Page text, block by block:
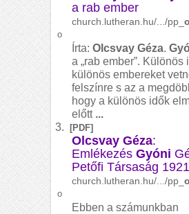
a rab ember
church.lutheran.hu/.../pp_
o
Írta: Olcsvay Géza.
a „rab ember”. Különös
különös embereket
felszínre s az a
hogy a különös idők
előtt ...
3.
[PDF]
Olcsvay Géza:
Emlékezés Gyóni
Petőfi Társaság 1921
church.lutheran.hu/.../pp_
o
Ebben a számunkban